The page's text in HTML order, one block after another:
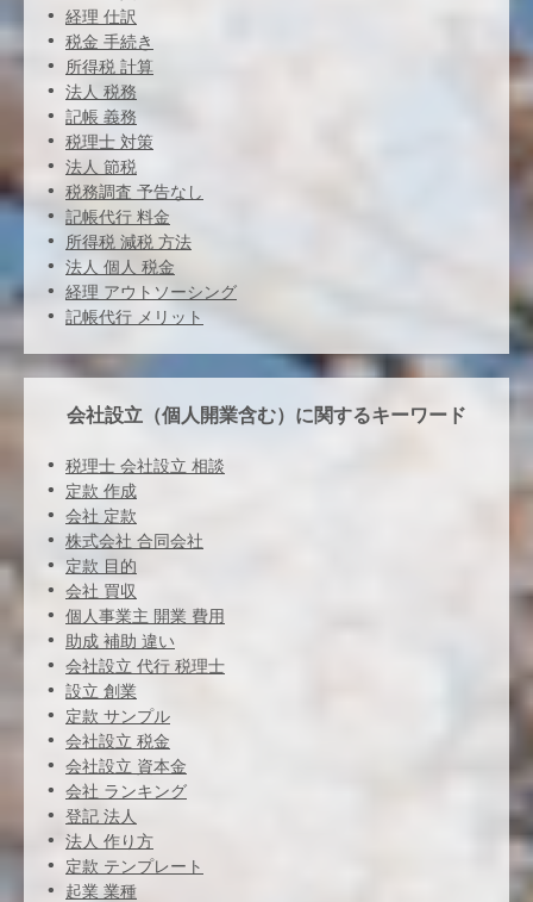
経理 仕訳
税金 手続き
所得税 計算
法人 税務
記帳 義務
税理士 対策
法人 節税
税務調査 予告なし
記帳代行 料金
所得税 減税 方法
法人 個人 税金
経理 アウトソーシング
記帳代行 メリット
会社設立（個人開業含む）に関するキーワード
税理士 会社設立 相談
定款 作成
会社 定款
株式会社 合同会社
定款 目的
会社 買収
個人事業主 開業 費用
助成 補助 違い
会社設立 代行 税理士
設立 創業
定款 サンプル
会社設立 税金
会社設立 資本金
会社 ランキング
登記 法人
法人 作り方
定款 テンプレート
起業 業種